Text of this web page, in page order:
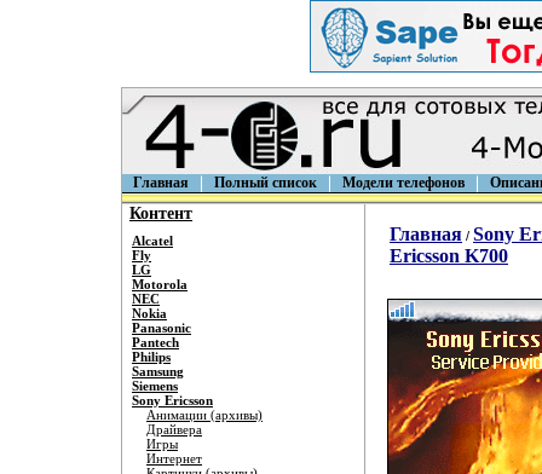
Главная Полный список Модели телефонов
Контент
Alcatel
Fly
LG
Motorola
NEC
Nokia
Panasonic
Pantech
Philips
Samsung
Siemens
Sony Ericsson
Анимации (архивы)
Драйвера
Игры
Интернет
Главная / Sony
Ericsson K700